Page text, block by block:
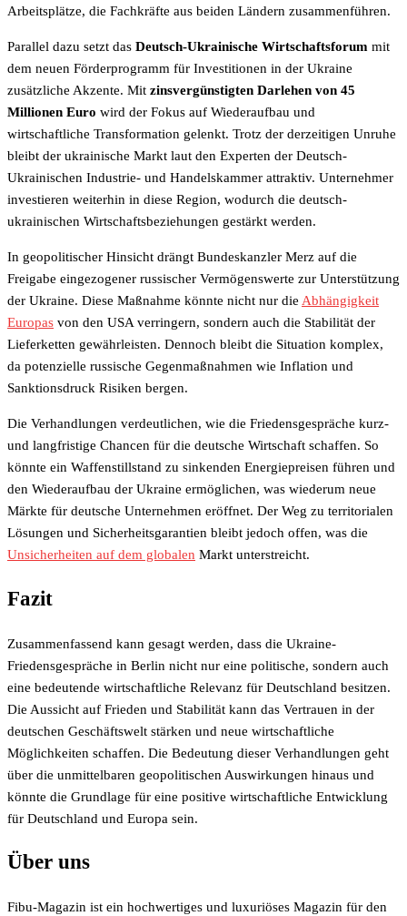
Arbeitsplätze, die Fachkräfte aus beiden Ländern zusammenführen.
Parallel dazu setzt das Deutsch-Ukrainische Wirtschaftsforum mit
dem neuen Förderprogramm für Investitionen in der Ukraine
zusätzliche Akzente. Mit zinsvergünstigten Darlehen von 45
Millionen Euro wird der Fokus auf Wiederaufbau und
wirtschaftliche Transformation gelenkt. Trotz der derzeitigen Unruhe
bleibt der ukrainische Markt laut den Experten der Deutsch-
Ukrainischen Industrie- und Handelskammer attraktiv. Unternehmer
investieren weiterhin in diese Region, wodurch die deutsch-
ukrainischen Wirtschaftsbeziehungen gestärkt werden.
In geopolitischer Hinsicht drängt Bundeskanzler Merz auf die
Freigabe eingezogener russischer Vermögenswerte zur Unterstützung
der Ukraine. Diese Maßnahme könnte nicht nur die Abhängigkeit
Europas von den USA verringern, sondern auch die Stabilität der
Lieferketten gewährleisten. Dennoch bleibt die Situation komplex,
da potenzielle russische Gegenmaßnahmen wie Inflation und
Sanktionsdruck Risiken bergen.
Die Verhandlungen verdeutlichen, wie die Friedensgespräche kurz-
und langfristige Chancen für die deutsche Wirtschaft schaffen. So
könnte ein Waffenstillstand zu sinkenden Energiepreisen führen und
den Wiederaufbau der Ukraine ermöglichen, was wiederum neue
Märkte für deutsche Unternehmen eröffnet. Der Weg zu territorialen
Lösungen und Sicherheitsgarantien bleibt jedoch offen, was die
Unsicherheiten auf dem globalen Markt unterstreicht.
Fazit
Zusammenfassend kann gesagt werden, dass die Ukraine-
Friedensgespräche in Berlin nicht nur eine politische, sondern auch
eine bedeutende wirtschaftliche Relevanz für Deutschland besitzen.
Die Aussicht auf Frieden und Stabilität kann das Vertrauen in der
deutschen Geschäftswelt stärken und neue wirtschaftliche
Möglichkeiten schaffen. Die Bedeutung dieser Verhandlungen geht
über die unmittelbaren geopolitischen Auswirkungen hinaus und
könnte die Grundlage für eine positive wirtschaftliche Entwicklung
für Deutschland und Europa sein.
Über uns
Fibu-Magazin ist ein hochwertiges und luxuriöses Magazin für den